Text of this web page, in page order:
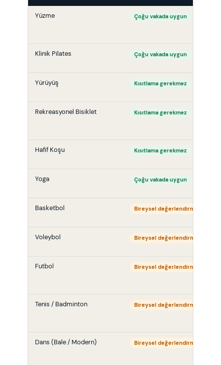
Yüzme Çoğu vakada uygun
Klinik Pilates Çoğu vakada uygun
Yürüyüş Kısıtlama gerekmez
Rekreasyonel Bisiklet Kısıtlama gerekmez
Hafif Koşu Kısıtlama gerekmez
Yoga Çoğu vakada uygun
Basketbol Bireysel değerlendirme
Voleybol Bireysel değerlendirme
Futbol Bireysel değerlendirme
Tenis / Badminton Bireysel değerlendirme
Dans (Bale / Modern) Bireysel değerlendirme